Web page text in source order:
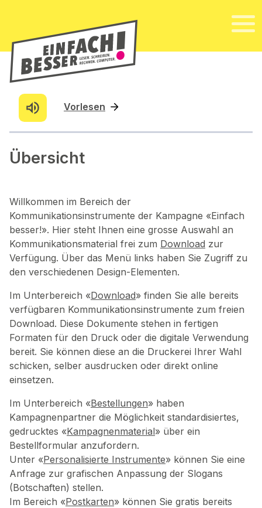
Vorlesen
Übersicht
Willkommen im Bereich der
Kommunikationsinstrumente der Kampagne «Einfach
besser!». Hier steht Ihnen eine grosse Auswahl an
Kommunikationsmaterial frei zum Download zur
Verfügung. Über das Menü links haben Sie Zugriff zu
den verschiedenen Design-Elementen.
Im Unterbereich «Download» finden Sie alle bereits
verfügbaren Kommunikationsinstrumente zum freien
Download. Diese Dokumente stehen in fertigen
Formaten für den Druck oder die digitale Verwendung
bereit. Sie können diese an die Druckerei Ihrer Wahl
schicken, selber ausdrucken oder direkt online
einsetzen.
Im Unterbereich «Bestellungen» haben
Kampagnenpartner die Möglichkeit standardisiertes,
gedrucktes «Kampagnenmaterial» über ein
Bestellformular anzufordern.
Unter «Personalisierte Instrumente» können Sie eine
Anfrage zur grafischen Anpassung der Slogans
(Botschaften) stellen.
Im Bereich «Postkarten» können Sie gratis bereits